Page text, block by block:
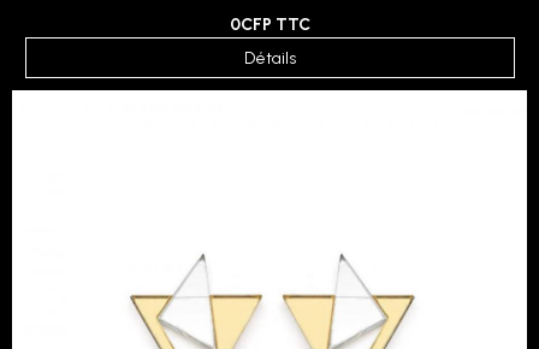
0CFP TTC
Détails